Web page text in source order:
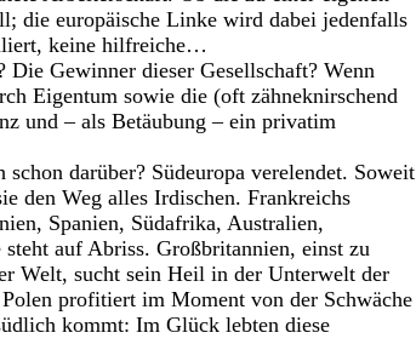
die europäische Linke wird dabei jedenfalls
keine hilfreiche…
Gewinner dieser Gesellschaft? Wenn
Eigentum sowie die (oft zähneknirschend
und – als Betäubung – ein privatim
darüber? Südeuropa verelendet. Soweit
den Weg alles Irdischen. Frankreichs
Spanien, Südafrika, Australien,
auf Abriss. Großbritannien, einst zu
Welt, sucht sein Heil in der Unterwelt der
profitiert im Moment von der Schwäche
kommt: Im Glück lebten diese